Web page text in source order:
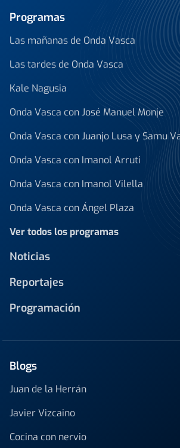
Programas
Las mañanas de Onda Vasca
Las tardes de Onda Vasca
Kale Nagusia
Onda Vasca con José Manuel Monje
Onda Vasca con Juanjo Lusa y Samu
Onda Vasca con Imanol Arruti
Onda Vasca con Imanol Vilella
Onda Vasca con Ángel Plaza
Ver todos los programas
Noticias
Reportajes
Programación
Blogs
Juan de la Herrán
Javier Vizcaino
Cocina con nervio